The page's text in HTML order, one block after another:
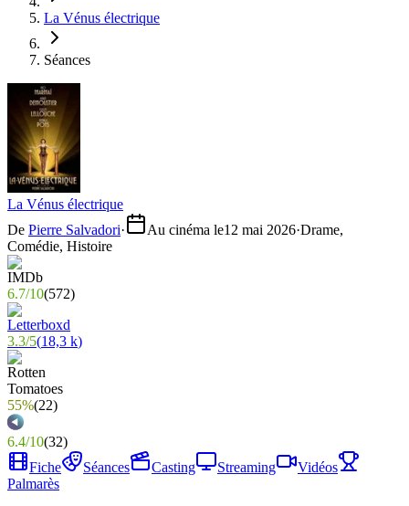
La Vénus électrique
Séances
La Vénus électrique
De Pierre Salvadori· Au cinéma le12 mai 2026·Drame,
Comédie, Histoire
6.7/10(572)
3.3/5(18,3 k)
55%(22)
6.4/10(32)
Fiche
Séances Casting Streaming
Vidéos
Palmarès